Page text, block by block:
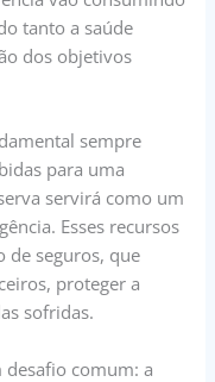
tanto a saúde
dos objetivos
sempre
para uma
servirá como um
Esses recursos
de seguros, que
proteger a
sofridas.
desafio comum: a